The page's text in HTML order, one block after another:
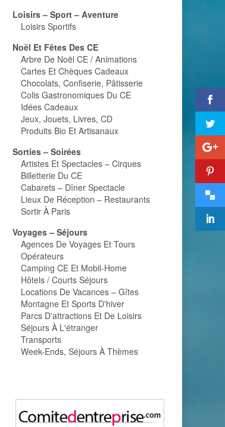
Loisirs – Sport – Aventure
Loisirs Sportifs
Noël Et Fêtes Des CE
Arbre De Noël CE / Animations
Cartes Et Chèques Cadeaux
Chocolats, Confiserie, Pâtisserie
Colis Gastronomiques Du CE
Idées Cadeaux
Jeux, Jouets, Livres, CD
Produits Bio Et Artisanaux
Sorties – Soirées
Artistes Et Spectacles – Cirques
Billetterie Du CE
Cabarets – Dîner Spectacle
Lieux De Réception – Restaurants
Sortir À Paris
Voyages – Séjours
Agences De Voyages Et Tours
Opérateurs
Camping CE Et Mobil-Home
Hôtels / Courts Séjours
Locations De Vacances – Gîtes
Montagne Et Sports D'hiver
Parcs D'attractions Et De Loisirs
Séjours À L'étranger
Transports
Week-Ends, Séjours À Thèmes